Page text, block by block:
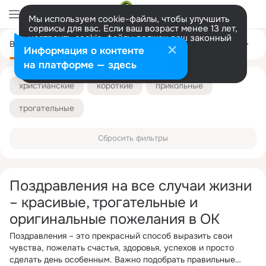
Мы используем cookie-файлы, чтобы улучшить
сервисы для вас. Если ваш возраст менее 13 лет,
настроить cookie-файлы должен ваш законный
представитель. Больше информации
Разрешить все Настроить
Поздравления на все случаи жизни
– красивые, трогательные и
оригинальные пожелания в ОК
Поздравления – это прекрасный способ выразить свои
чувства, пожелать счастья, здоровья, успехов и просто
сделать день особенным. Важно подобрать правильные
Все На свадьбу Ещё
христианские короткие прикольные
трогательные
Сбросить фильтры
Информация о контенте
на платформе — здесь